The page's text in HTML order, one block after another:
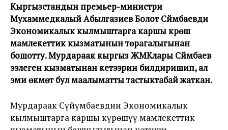
Кыргызстандын премьер-министри
Мухаммедкалый Абылгазиев Болот Сүйүмбаевди
Экономикалык кылмыштарга каршы күрөшүү
мамлекеттик кызматынын төрагалыгынан
бошотту. Мурдараак кыргыз ЖМКлары Сүйүмбаев
ээлеген кызматынан кетээрин билдиришип, ал
эми өкмөт бул маалыматты тастыктабай жаткан.
Мурдараак Сүйүмбаевдин Экономикалык
кылмыштарга каршы күрөшүү мамлекеттик